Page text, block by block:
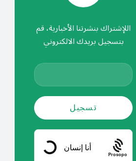
اللإشتراك بنشرتنا الأخبارية، قم
بتسجيل بريدك الالكتروني
Prosopo